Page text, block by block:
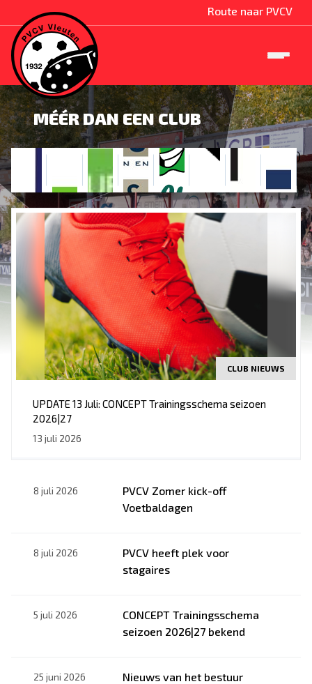
Route naar PVCV
MÉÉR DAN EEN CLUB
)
CLUB NIEUWS
UPDATE 13 Juli: CONCEPT Trainingsschema seizoen
2026|27
13 juli 2026
PVCV Zomer kick-off
Voetbaldagen
8 juli 2026
PVCV heeft plek voor
stagaires
8 juli 2026
CONCEPT Trainingsschema
seizoen 2026|27 bekend
5 juli 2026
Nieuws van het bestuur
25 juni 2026